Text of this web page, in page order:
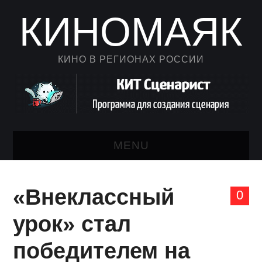
КИНОМАЯК
КИНО В РЕГИОНАХ РОССИИ
MENU
КАЛЕНДАРЬ
АВТОРСКИЙ ЛИСТ
0
«Внеклассный
урок» стал
победителем на